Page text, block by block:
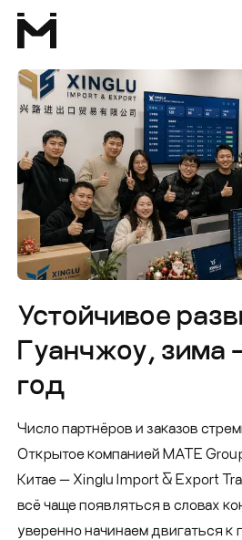
Устойчивое
Гуанчжоу, зима
год
Число партнёров и заказов
Открытое компаниейMATE
Китае — Xinglu Import & Export
всё чаще появляться в словах
уверенно начинаем двигаться к